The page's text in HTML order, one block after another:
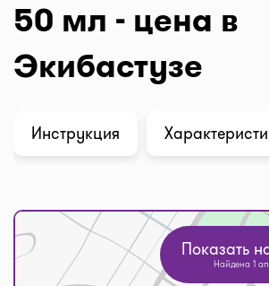
50 мл - цена в
Экибастузе
Инструкция
Показать
Найдена 1